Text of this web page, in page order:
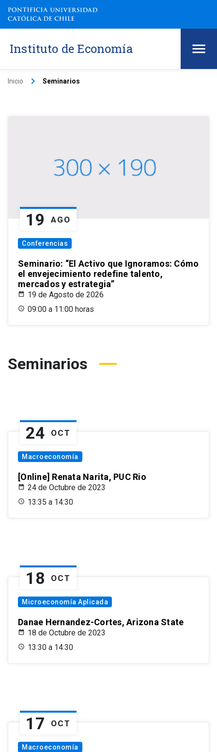
Instituto de Economía
Inicio keyboard_arrow_right Seminarios
19 AGO
Conferencias
Seminario: “El Activo que Ignoramos: Cómo
el envejecimiento redefine talento,
mercados y estrategia”
19 de Agosto de 2026
09:00 a 11:00 horas
Seminarios
24 OCT
Macroeconomía
[Online] Renata Narita, PUC Rio
24 de Octubre de 2023
13:35 a 14:30
18 OCT
Microeconomía Aplicada
Danae Hernandez-Cortes, Arizona State
18 de Octubre de 2023
13:30 a 14:30
17 OCT
Macroeconomía